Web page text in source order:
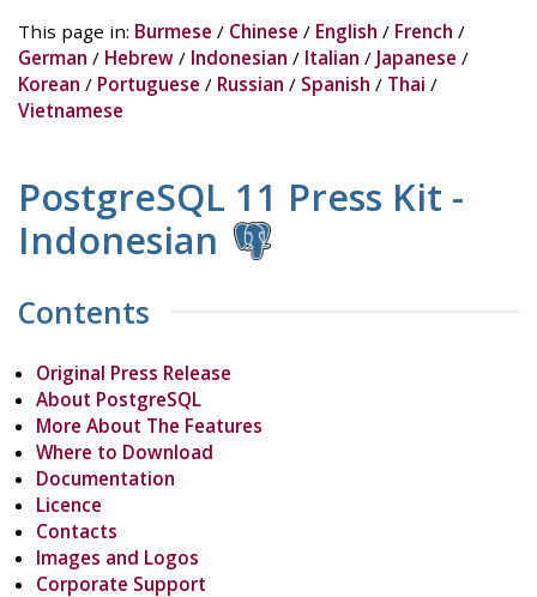
This page in: Burmese / Chinese / English / French /
German / Hebrew / Indonesian / Italian / Japanese /
Korean / Portuguese / Russian / Spanish / Thai /
Vietnamese
PostgreSQL 11 Press Kit -
Indonesian
Contents
Original Press Release
About PostgreSQL
More About The Features
Where to Download
Documentation
Licence
Contacts
Images and Logos
Corporate Support